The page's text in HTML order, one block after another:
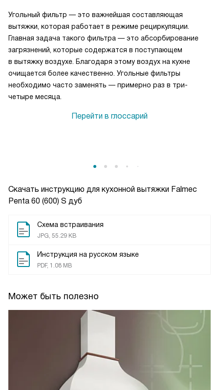
Скачать инструкцию для кухонной вытяжки Falmec
Penta 60 (600) S дуб
Схема встраивания
JPG, 55.29 KB
Инструкция на русском языке
PDF, 1.08 MB
Может быть полезно
Угольный фильтр — это важнейшая составляющая
вытяжки, которая работает в режиме рециркуляции.
Главная задача такого фильтра — это абсорбирование
загрязнений, которые содержатся в поступающем
в вытяжку воздухе. Благодаря этому воздух на кухне
очищается более качественно. Угольные фильтры
необходимо часто заменять — примерно раз в три-
четыре месяца.
Перейти в глоссарий